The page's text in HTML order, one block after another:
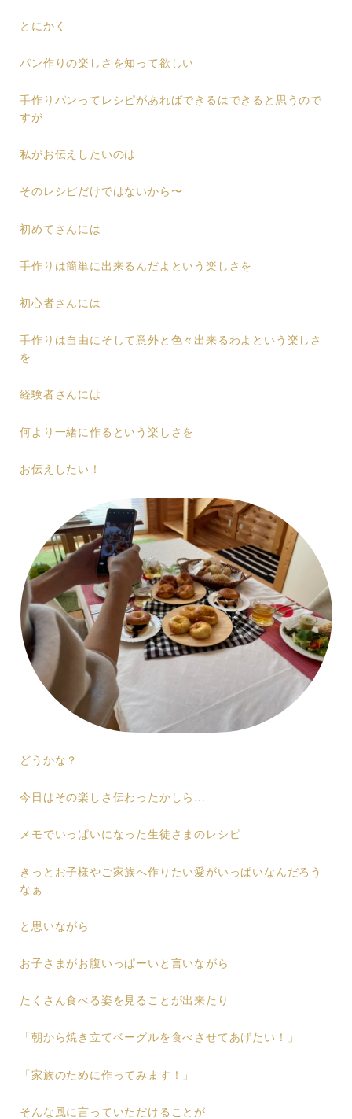
とにかく
パン作りの楽しさを知って欲しい
手作りパンってレシピがあればできるはできると思うので
すが
私がお伝えしたいのは
そのレシピだけではないから〜
初めてさんには
手作りは簡単に出来るんだよという楽しさを
初心者さんには
手作りは自由にそして意外と色々出来るわよという楽しさ
を
経験者さんには
何より一緒に作るという楽しさを
お伝えしたい！
どうかな？
今日はその楽しさ伝わったかしら…
メモでいっぱいになった生徒さまのレシピ
きっとお子様やご家族へ作りたい愛がいっぱいなんだろう
なぁ
と思いながら
お子さまがお腹いっぱーいと言いながら
たくさん食べる姿を見ることが出来たり
「朝から焼き立てベーグルを食べさせてあげたい！」
「家族のために作ってみます！」
そんな風に言っていただけることが